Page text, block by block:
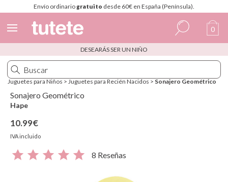
Envío ordinariogratuito desde 60€ en España (Península).
Español
Italiano
Inglés
0
DESEARÁS SER UN NIÑO
Juguetes para Niños > Juguetes para Recién Nacidos > Sonajero Geométrico
Sonajero Geométrico
Hape
10.99€
IVA incluido
8 Reseñas